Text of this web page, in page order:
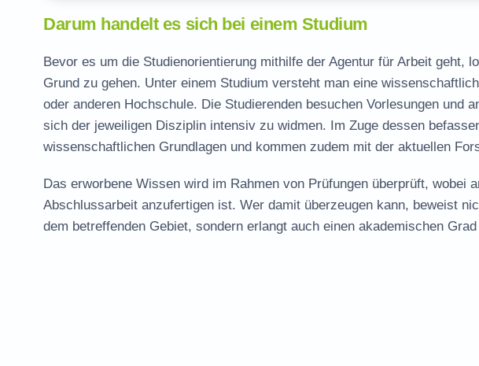
Darum handelt es sich bei einem Studium
Bevor es um die Studienorientierung mithilfe der Agentur für Arbeit geht,
Grund zu gehen. Unter einem Studium versteht man eine
oder anderen Hochschule. Die Studierenden besuchen Vorlesungen und
sich der jeweiligen Disziplin intensiv zu widmen. Im Zuge dessen
wissenschaftlichen Grundlagen und kommen zudem mit der aktuellen
Das erworbene Wissen wird im Rahmen von Prüfungen überprüft, wobei
Abschlussarbeit anzufertigen ist. Wer damit überzeugen kann, beweist
dem betreffenden Gebiet, sondern erlangt auch einen akademischen